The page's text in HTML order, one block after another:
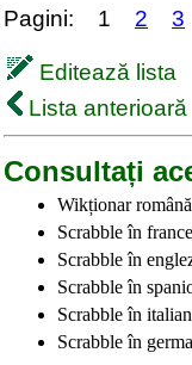
Pagini: 1 2 3
Editează lista
Lista anterioară
Consultați
Wikționar
Scrabble în
Scrabble în
Scrabble în
Scrabble în
Scrabble în